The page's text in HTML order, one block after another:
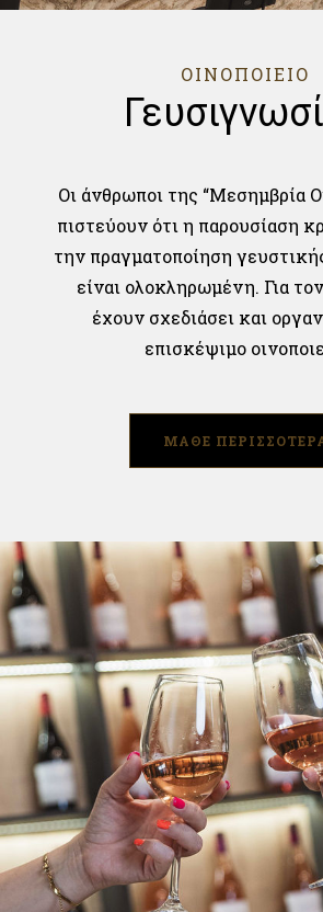
ΟΙΝΟΠΟΙΕΙΟ
Οι άνθρωποι της “Μεσημβρία
πιστεύουν ότι η παρουσίαση
την πραγματοποίηση
είναι ολοκληρωμένη. Για
έχουν σχεδιάσει και
επισκέψιμο
ΜΑΘΕ